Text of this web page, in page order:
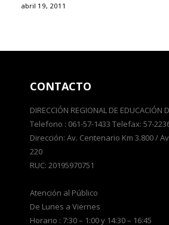
abril 19, 2011
CONTACTO
DIRECCIÓN REGIONAL DE EDUCACIÓN
Telefono : 061-57-1433 Telefax: 57-
Dirección: Av. Centenario Km 3.800 /
220
RUC: 20195970751
Atención al Público
De Lunes a Viernes
Horario : 7:30 – 1:00 y 14:30 – 16:45